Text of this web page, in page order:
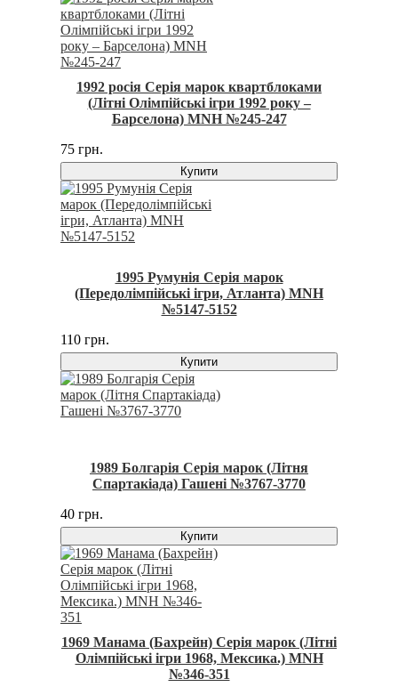
1992 росія Серія марок квартблоками
(Літні Олімпійські ігри 1992 року –
Барселона) MNH №245-247
75 грн.
Купити
1995 Румунія Серія марок
(Передолімпійські ігри, Атланта) MNH
№5147-5152
110 грн.
Купити
1989 Болгарія Серія марок (Літня
Спартакіада) Гашені №3767-3770
40 грн.
Купити
1969 Манама (Бахрейн) Серія марок (Літні
Олімпійські ігри 1968, Мексика.) MNH
№346-351